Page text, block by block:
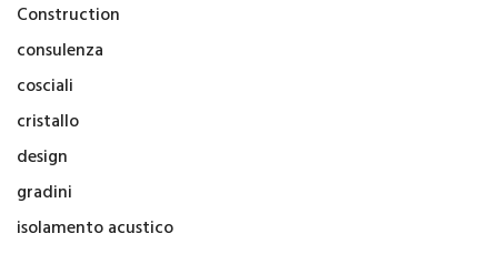
Construction
consulenza
cosciali
cristallo
design
gradini
isolamento acustico